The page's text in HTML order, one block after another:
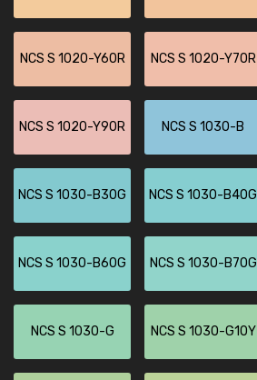
NCS S 1020-Y60R NCS S 1020-Y70R
NCS S 1020-Y90R NCS S 1030-B
NCS S 1030-B30G NCS S 1030-B40G
NCS S 1030-B60G NCS S 1030-B70G
NCS S 1030-G NCS S 1030-G10Y